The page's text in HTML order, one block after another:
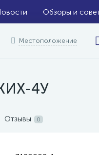
Обзоры и
Местоположение
4У
Отзывы 0